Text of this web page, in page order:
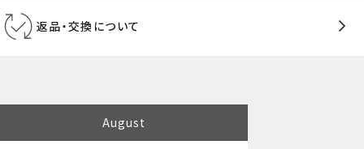
返品・交換について
August